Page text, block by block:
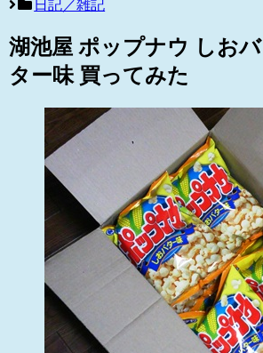
日記／雑記
湖池屋 ポップナウ しおバ
ター味 買ってみた